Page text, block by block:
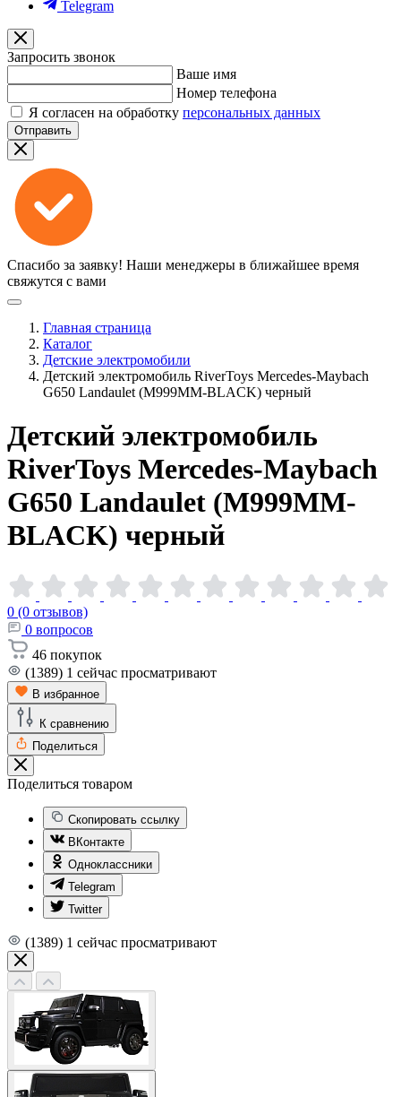
Telegram
Запросить звонок
Ваше имя
Номер телефона
Я согласен на обработку персональных данных
Отправить
Спасибо за заявку! Наши менеджеры в ближайшее время
свяжутся с вами
Главная страница
Каталог
Детские электромобили
Детский электромобиль RiverToys Mercedes-Maybach
G650 Landaulet (M999MM-BLACK) черный
Детский электромобиль
RiverToys Mercedes-Maybach
G650 Landaulet (M999MM-
BLACK) черный
0 (0 отзывов)
0 вопросов
46 покупок
(1389) 1 сейчас просматривают
В избранное
К сравнению
Поделиться
Поделиться товаром
Скопировать ссылку
ВКонтакте
Одноклассники
Telegram
Twitter
(1389) 1 сейчас просматривают